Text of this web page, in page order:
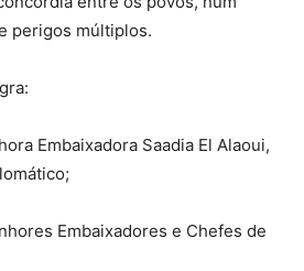
perigos múltiplos.
Embaixadora Saadia El Alaoui,
Embaixadores e Chefes de